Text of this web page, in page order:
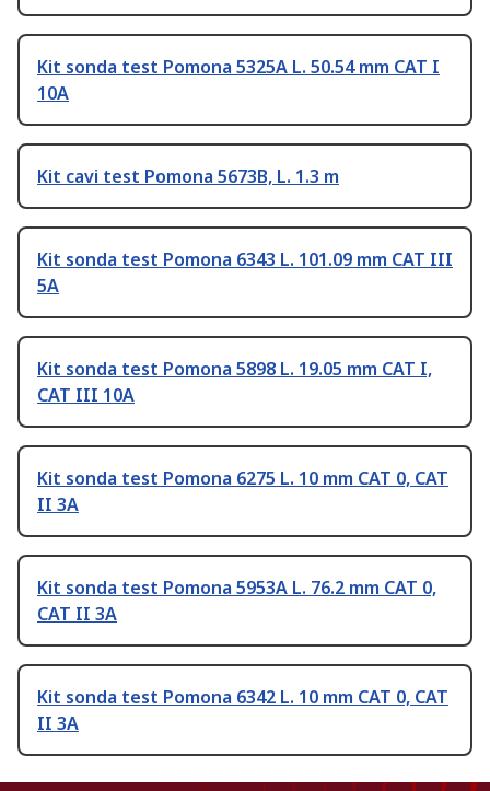
Kit sonda test Pomona 5325A L. 50.54 mm CAT I
10A
Kit cavi test Pomona 5673B, L. 1.3 m
Kit sonda test Pomona 6343 L. 101.09 mm CAT III
5A
Kit sonda test Pomona 5898 L. 19.05 mm CAT I,
CAT III 10A
Kit sonda test Pomona 6275 L. 10 mm CAT 0, CAT
II 3A
Kit sonda test Pomona 5953A L. 76.2 mm CAT 0,
CAT II 3A
Kit sonda test Pomona 6342 L. 10 mm CAT 0, CAT
II 3A